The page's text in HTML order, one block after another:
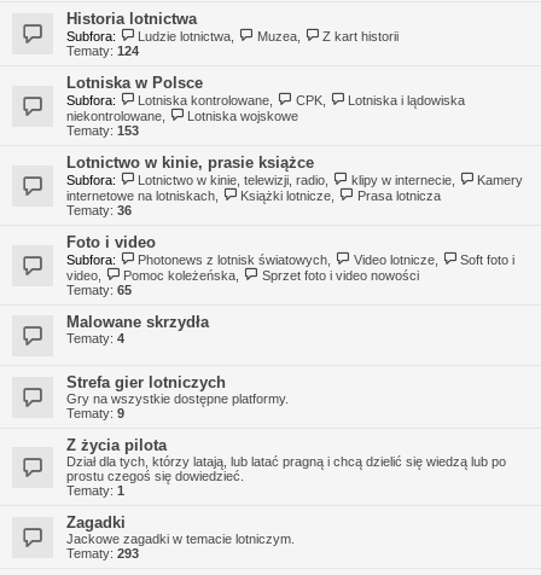
Historia lotnictwa
Subfora: Ludzie lotnictwa Muzea,
Z kart historii
Tematy: 124
Lotniska w Polsce
Subfora: Lotniska kontrolowane CPK,
Lotniska i lądowiska
niekontrolowane
Lotniska wojskowe
Tematy: 153
Lotnictwo w kinie, prasie książce
Subfora: Lotnictwo w kinie, telewizji, radio klipy w internecie,
Kamery
internetowe na lotniskach
Książki lotnicze
Prasa lotnicza
Tematy: 36
Foto i video
Subfora: Photonews z lotnisk światowych Video lotnicze,
Soft foto i
video
Pomoc koleżeńska
Sprzet foto i video nowości
Tematy: 65
Malowane skrzydła
Tematy: 4
Strefa gier lotniczych
Gry na wszystkie dostępne platformy.
Tematy: 9
Z życia pilota
Dział dla tych, którzy latają, lub latać pragną i chcą dzielić się wiedzą lub po
prostu czegoś się dowiedzieć.
Tematy: 1
Zagadki
Jackowe zagadki w temacie lotniczym.
Tematy: 293